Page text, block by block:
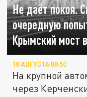
Не даёт покоя.
очередную
Крымский мост
18 АВГУСТА 08:50
На крупной
через